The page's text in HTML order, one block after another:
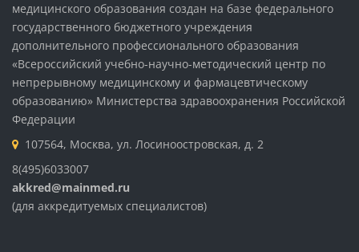
медицинского образования создан на базе федерального
государственного бюджетного учреждения
дополнительного профессионального образования
«Всероссийский учебно-научно-методический центр по
непрерывному медицинскому и фармацевтическому
образованию» Министерства здравоохранения Российской
Федерации
107564, Москва, ул. Лосиноостровская, д. 2
8(495)6033007
akkred@mainmed.ru
(для аккредитуемых специалистов)